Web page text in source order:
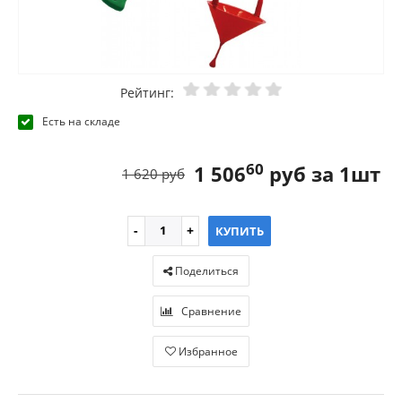
Рейтинг:
Есть на складе
1 50660 руб за 1шт
1 620 руб
КУПИТЬ
Поделиться
Сравнение
Избранное